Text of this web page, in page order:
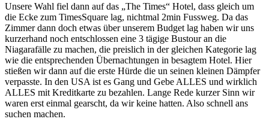
Unsere Wahl fiel dann auf das „The Times“ Hotel, dass gleich um
die Ecke zum TimesSquare lag, nichtmal 2min Fussweg. Da das
Zimmer dann doch etwas über unserem Budget lag haben wir uns
kurzerhand noch entschlossen eine 3 tägige Bustour an die
Niagarafälle zu machen, die preislich in der gleichen Kategorie lag
wie die entsprechenden Übernachtungen in besagtem Hotel. Hier
stießen wir dann auf die erste Hürde die un seinen kleinen Dämpfer
verpasste. In den USA ist es Gang und Gebe ALLES und wirklich
ALLES mit Kreditkarte zu bezahlen. Lange Rede kurzer Sinn wir
waren erst einmal gearscht, da wir keine hatten. Also schnell ans
suchen machen.